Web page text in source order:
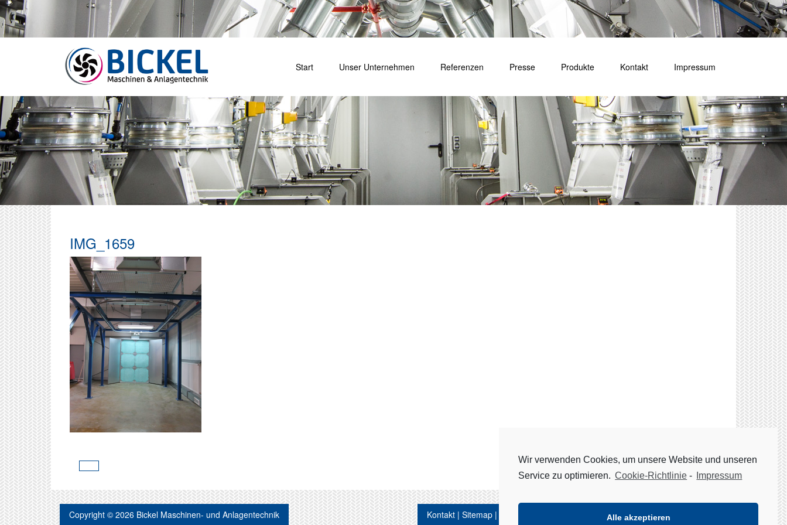
Start Unser Unternehmen Referenzen Presse Produkte Kontakt Impressum
IMG_1659
Beitrag
Copyright © 2026 Bickel Maschinen- und Anlagentechnik Kontakt Sitemap Impressum Cookie-Richtlinie (EU)
Wir verwenden Cookies, um unsere Website und unseren
Service zu optimieren. Cookie-Richtlinie - Impressum
Alle akzeptieren